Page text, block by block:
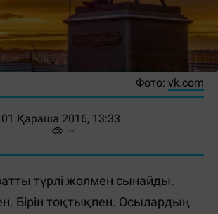
Фото: vk.com
01 Қараша 2016, 13:33
түрлі жолмен сынайды.
Бірін тоқтықпен. Осылардың